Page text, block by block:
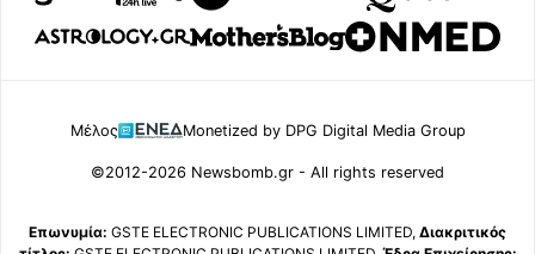
Μέλος Monetized by DPG Digital Media Group
©2012-2026 Newsbomb.gr - All rights reserved
Επωνυμία: GSTE ELECTRONIC PUBLICATIONS LIMITED, Διακριτικός